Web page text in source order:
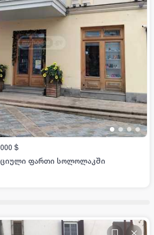
••••
$
ფართი სოლოლაკში